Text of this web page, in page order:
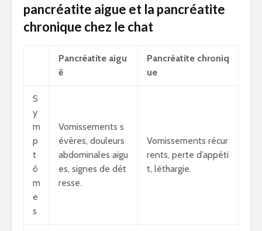
pancréatite aigue et la pancréatite
chronique chez le chat
Pancréatite aigu
ë
Pancréatite chroniq
ue
S
y
m
p
t
ô
m
e
s
Vomissements s
évères, douleurs
abdominales aigu
es, signes de dét
resse.
Vomissements récur
rents, perte d’appéti
t, léthargie.